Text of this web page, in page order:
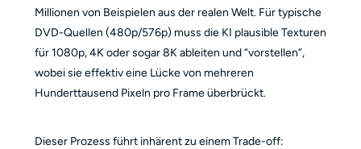
Millionen von Beispielen aus der realen Welt. Für typische
DVD-Quellen (480p/576p) muss die KI plausible Texturen
für 1080p, 4K oder sogar 8K ableiten und “vorstellen”,
wobei sie effektiv eine Lücke von mehreren
Hunderttausend Pixeln pro Frame überbrückt.
Dieser Prozess führt inhärent zu einem Trade-off: